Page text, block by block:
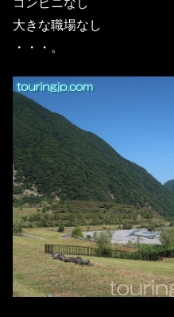
大きな職場なし
・・・。